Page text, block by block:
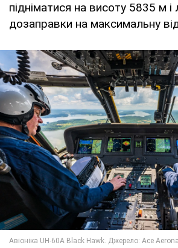
підніматися на висоту 5835 м і
дозаправки на максимальну